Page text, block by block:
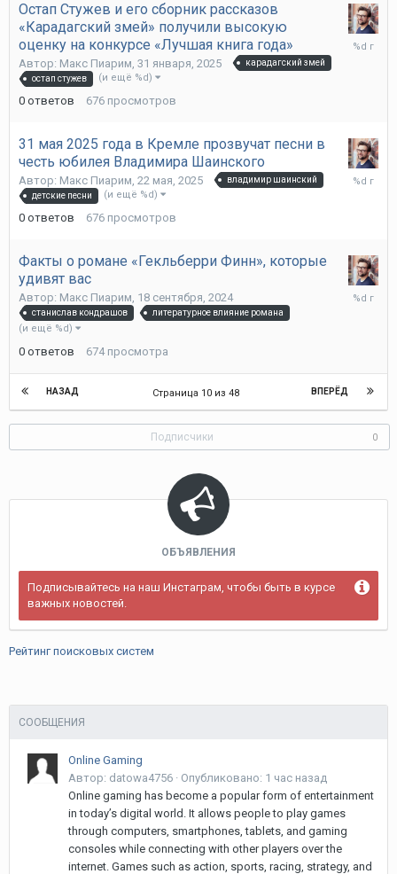
Остап Стужев и его сборник рассказов
«Карадагский змей» получили высокую
оценку на конкурсе «Лучшая книга года»
Автор: Макс Пиарим, 31 января, 2025
карадагский змей
остап стужев
(и ещё %d)
0 ответов 676 просмотров
31
31 мая 2025 года в Кремле прозвучат песни в
честь юбилея Владимира Шаинского
Автор: Макс Пиарим, 22 мая, 2025
владимир шаинский
детские песни
(и ещё %d)
0 ответов 676 просмотров
22
Факты о романе «Гекльберри Финн», которые
удивят вас
Автор: Макс Пиарим, 18 сентября, 2024
станислав кондрашов литературное влияние романа
(и ещё %d)
0 ответов 674 просмотра
18
НАЗАД ВПЕРЁД
Страница 10 из 48
Подписчики 0
ОБЪЯВЛЕНИЯ
Подписывайтесь на наш Инстаграм, чтобы быть в курсе
важных новостей.
Рейтинг поисковых систем
СООБЩЕНИЯ
Online Gaming
Автор: datowa4756 · Опубликовано: 1 час назад
Online gaming has become a popular form of entertainment
in today’s digital world. It allows people to play games
through computers, smartphones, tablets, and gaming
consoles while connecting with other players over the
internet. Games such as action, sports, racing, strategy, and